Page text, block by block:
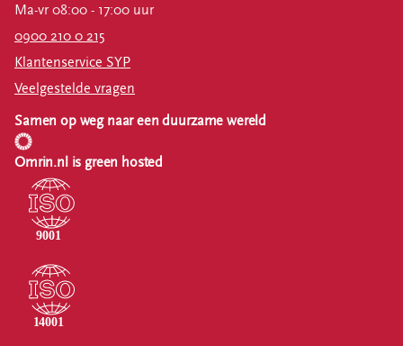
Ma-vr 08:00 - 17:00 uur
0900 210 0 215
Klantenservice SYP
Veelgestelde vragen
Samen op weg naar een duurzame wereld
Omrin.nl is green hosted